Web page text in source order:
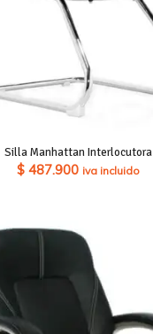
Silla Manhattan Interlocutora
$ 487.900 iva incluido